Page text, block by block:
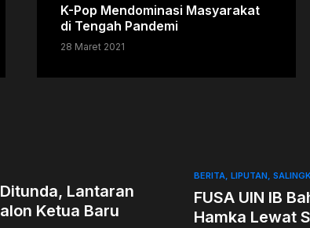
K-Pop Mendominasi Masyarakat
di Tengah Pandemi
28 Maret 2021
Lantaran
Ketua Baru
BERITA LIPUTAN
FUSA UIN IB
Hamka Lewat